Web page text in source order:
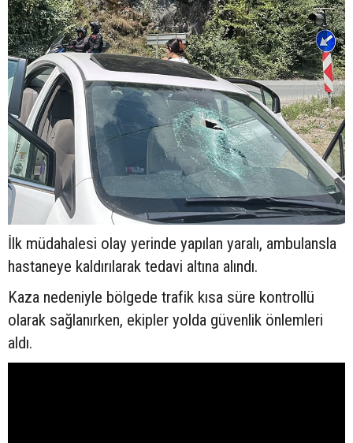
İlk müdahalesi olay yerinde yapılan yaralı, ambulansla
hastaneye kaldırılarak tedavi altına alındı.
Kaza nedeniyle bölgede trafik kısa süre kontrollü
olarak sağlanırken, ekipler yolda güvenlik önlemleri
aldı.